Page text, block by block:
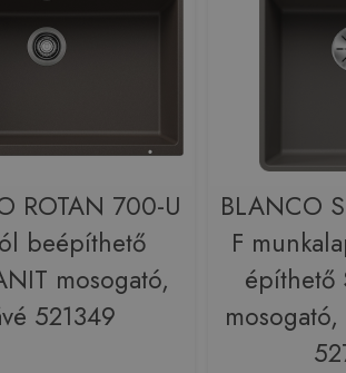
ROTAN 700-U
beépíthető
mosogató,
521349
BLANCO
F
építhető